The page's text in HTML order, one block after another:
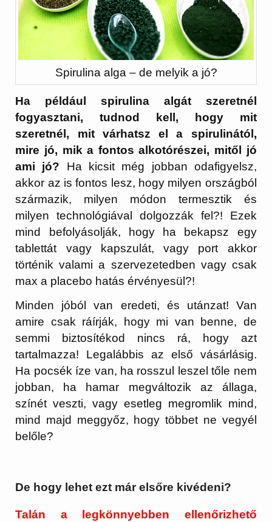
Spirulina alga – de melyik a jó?
Ha például spirulina algát szeretnél
fogyasztani, tudnod kell, hogy mit
szeretnél, mit várhatsz el a spirulinától,
mire jó, mik a fontos alkotórészei, mitől jó
ami jó? Ha kicsit még jobban odafigyelsz,
akkor az is fontos lesz, hogy milyen országból
származik, milyen módon termesztik és
milyen technológiával dolgozzák fel?! Ezek
mind befolyásolják, hogy ha bekapsz egy
tablettát vagy kapszulát, vagy port akkor
történik valami a szervezetedben vagy csak
max a placebo hatás érvényesül?!
Minden jóból van eredeti, és utánzat! Van
amire csak ráírják, hogy mi van benne, de
semmi biztosítékod nincs rá, hogy azt
tartalmazza! Legalábbis az első vásárlásig.
Ha pocsék íze van, ha rosszul leszel tőle nem
jobban, ha hamar megváltozik az állaga,
színét veszti, vagy esetleg megromlik mind,
mind majd meggyőz, hogy többet ne vegyél
belőle?
De hogy lehet ezt már elsőre kivédeni?
Talán a legkönnyebben ellenőrizhető